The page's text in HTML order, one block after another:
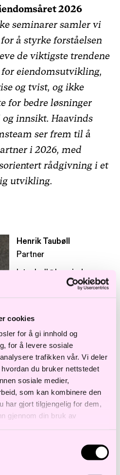
cookies
for å gi innhold og
for å levere sosiale
trafikken vår. Vi deler
du bruker nettstedet
sosiale medier,
som kan kombinere den
har gjort tilgjengelig for dem,
gjennom din bruk av
2026
seminarer samler vi
å styrke forståelsen
de viktigste trendene
eiendomsutvikling,
og tvist, og ikke
for bedre løsninger
innsikt. Haavinds
ser frem til å
i 2026, med
rådgivning i et
utvikling.
Henrik Taubøll
Partner
h.tauboll@haavind.no
+47 988 60 810
Terese Negaard Sørli
Partner
t.sorli@haavind.no
+47 977 88 879